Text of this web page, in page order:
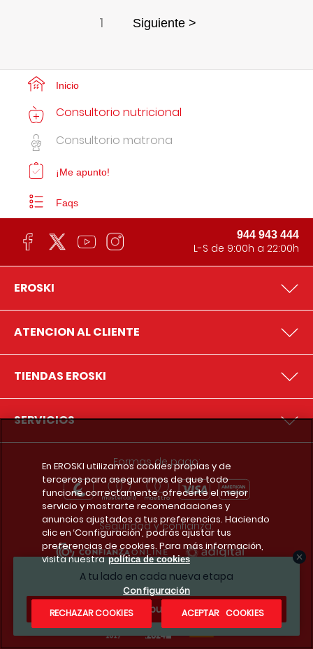
1 Siguiente >
A tu lado en cada nueva etapa
¿Te apuntas?
Inicio
Consultorio nutricional
Consultorio matrona
¡Me apunto!
Faqs
944 943 444
L-S de 9:00h a 22:00h
EROSKI
ATENCION AL CLIENTE
TIENDAS EROSKI
SERVICIOS
Formas de pago:
Seguridad y confianza:
Premios y reconocimientos:
En EROSKI utilizamos cookies propias y de
terceros para asegurarnos de que todo
funcione correctamente, ofrecerte el mejor
servicio y mostrarte recomendaciones y
anuncios ajustados a tus preferencias. Haciendo
clic en ‘Configuración’, podrás ajustar tus
preferencias de cookies. Para más información,
visita nuestra política de cookies
Configuración
RECHAZAR COOKIES
ACEPTAR COOKIES